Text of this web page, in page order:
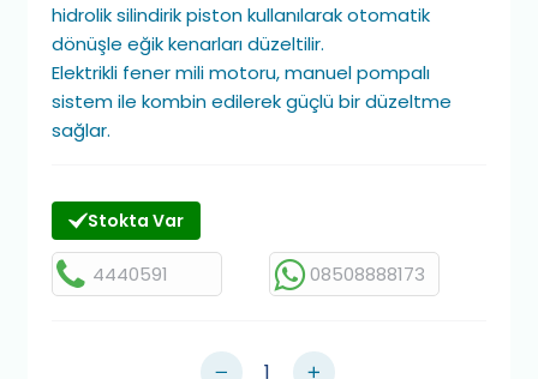
hidrolik silindirik piston kullanılarak otomatik
dönüşle eğik kenarları düzeltilir.
Elektrikli fener mili motoru, manuel pompalı
sistem ile kombin edilerek güçlü bir düzeltme
sağlar.
Stokta Var
4440591 08508888173